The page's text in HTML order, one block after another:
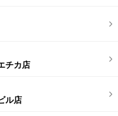
シャワー室完備
チカ店
ル店